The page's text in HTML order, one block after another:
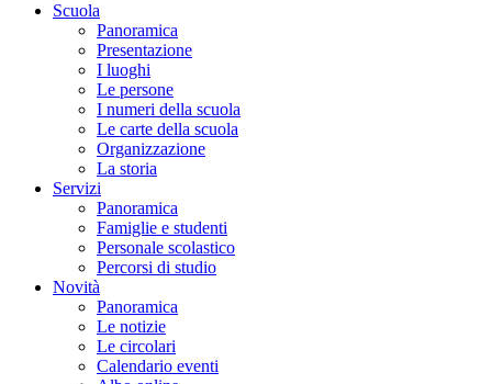
Scuola
Panoramica
Presentazione
I luoghi
Le persone
I numeri della scuola
Le carte della scuola
Organizzazione
La storia
Servizi
Panoramica
Famiglie e studenti
Personale scolastico
Percorsi di studio
Novità
Panoramica
Le notizie
Le circolari
Calendario eventi